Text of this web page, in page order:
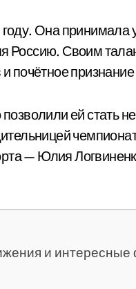
Она принимала
Россию. Своим
почётное
ей стать
— Юлия
и интересные